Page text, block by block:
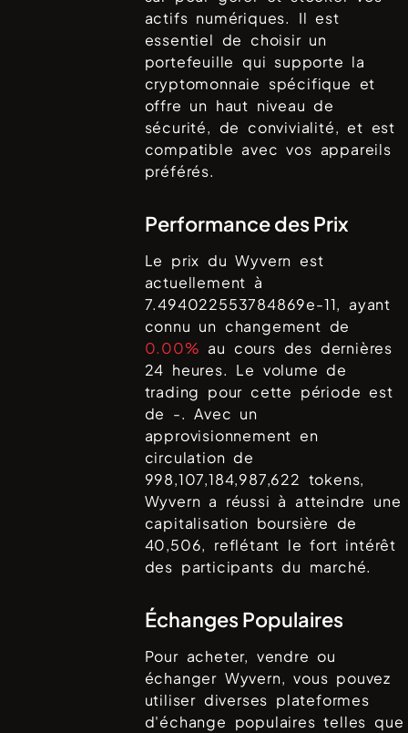
actifs numériques. Il est
essentiel de choisir un
portefeuille qui supporte la
cryptomonnaie spécifique et
offre un haut niveau de
sécurité, de convivialité, et est
compatible avec vos appareils
préférés.
Performance des Prix
Le prix duWyvern est
actuellement à
7.494022553784869e-11, ayant
connu un changement de
0.00% au cours des dernières
24 heures. Le volume de
trading pour cette période est
de -. Avec un
approvisionnement en
circulation de
998,107,184,987,622 tokens,
Wyvern a réussi à atteindre une
capitalisation boursière de
40,506, reflétant le fort intérêt
des participants du marché.
Échanges Populaires
Pour acheter, vendre ou
échanger Wyvern, vous pouvez
utiliser diverses plateformes
d'échange populaires telles que